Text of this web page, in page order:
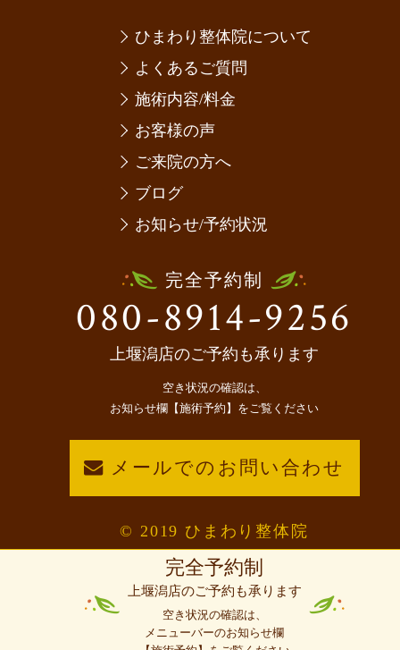
完全予約制
上堰潟店のご予約も承ります
空き状況の確認は、
メニューバーのお知らせ欄
ひまわり整体院について
よくあるご質問
施術内容/料金
お客様の声
ご来院の方へ
ブログ
お知らせ/予約状況
完全予約制
080-8914-9256
上堰潟店のご予約も承ります
空き状況の確認は、
お知らせ欄【施術予約】をご覧ください
メールでのお問い合わせ
© 2019 ひまわり整体院